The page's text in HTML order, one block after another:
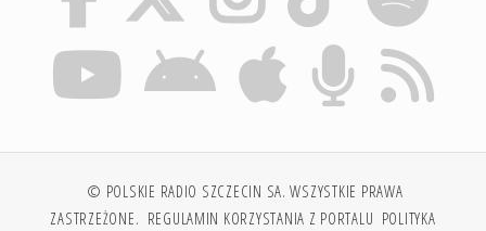
© POLSKIE RADIO SZCZECIN SA. WSZYSTKIE PRAWA
ZASTRZEŻONE. REGULAMIN KORZYSTANIA Z PORTALU POLITYKA